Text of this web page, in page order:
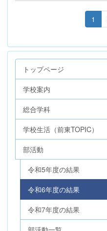
1
トップページ
学校案内
総合学科
学校生活（前東TOPIC）
部活動
令和5年度の結果
令和6年度の結果
令和7年度の結果